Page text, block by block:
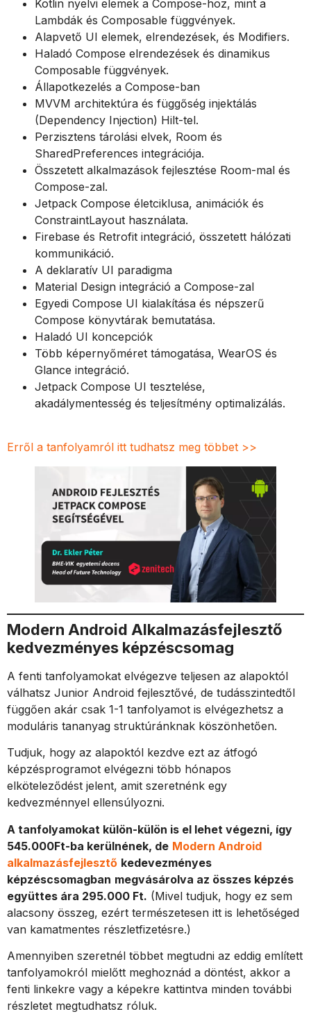
Kotlin nyelvi elemek a Compose-hoz, mint a
Lambdák és Composable függvények.
Alapvető UI elemek, elrendezések, és Modifiers.
Haladó Compose elrendezések és dinamikus
Composable függvények.
Állapotkezelés a Compose-ban
MVVM architektúra és függőség injektálás
(Dependency Injection) Hilt-tel.
Perzisztens tárolási elvek, Room és
SharedPreferences integrációja.
Összetett alkalmazások fejlesztése Room-mal és
Compose-zal.
Jetpack Compose életciklusa, animációk és
ConstraintLayout használata.
Firebase és Retrofit integráció, összetett hálózati
kommunikáció.
A deklaratív UI paradigma
Material Design integráció a Compose-zal
Egyedi Compose UI kialakítása és népszerű
Compose könyvtárak bemutatása.
Haladó UI koncepciók
Több képernyőméret támogatása, WearOS és
Glance integráció.
Jetpack Compose UI tesztelése,
akadálymentesség és teljesítmény optimalizálás.
Erről a tanfolyamról itt tudhatsz meg többet >>
Modern Android Alkalmazásfejlesztő
kedvezményes képzéscsomag
A fenti tanfolyamokat elvégezve teljesen az alapoktól
válhatsz Junior Android fejlesztővé, de tudásszintedtől
függően akár csak 1-1 tanfolyamot is elvégezhetsz a
moduláris tananyag struktúránknak köszönhetően.
Tudjuk, hogy az alapoktól kezdve ezt az átfogó
képzésprogramot elvégezni több hónapos
elköteleződést jelent, amit szeretnénk egy
kedvezménnyel ellensúlyozni.
A tanfolyamokat külön-külön is el lehet végezni, így
545.000Ft-ba kerülnének, de Modern Android
alkalmazásfejlesztő kedevezményes
képzéscsomagban megvásárolva az összes képzés
együttes ára 295.000 Ft. (Mivel tudjuk, hogy ez sem
alacsony összeg, ezért természetesen itt is lehetőséged
van kamatmentes részletfizetésre.)
Amennyiben szeretnél többet megtudni az eddig említett
tanfolyamokról mielőtt meghoznád a döntést, akkor a
fenti linkekre vagy a képekre kattintva minden további
részletet megtudhatsz róluk.